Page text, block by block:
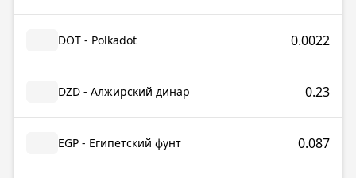
DOT - Polkadot 0.0022
DZD - Алжирский динар 0.23
EGP - Египетский фунт 0.087